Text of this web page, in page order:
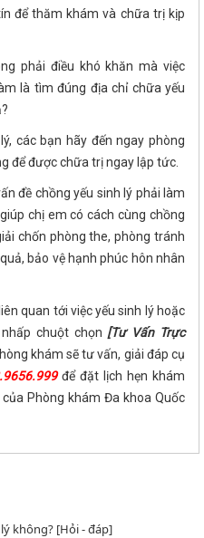
để thăm khám và chữa trị kịp
phải điều khó khăn mà việc
là tìm đúng địa chỉ chữa yếu
các bạn hãy đến ngay phòng
để được chữa trị ngay lập tức.
đề chồng yếu sinh lý phải làm
chị em có cách cùng chồng
chốn phòng the, phòng tránh
bảo vệ hạnh phúc hôn nhân
quan tới việc yếu sinh lý hoặc
chuột chọn [Tư Vấn Trực
khám sẽ tư vấn, giải đáp cụ
để đặt lịch hẹn khám
Phòng khám Đa khoa Quốc
không? [Hỏi - đáp]